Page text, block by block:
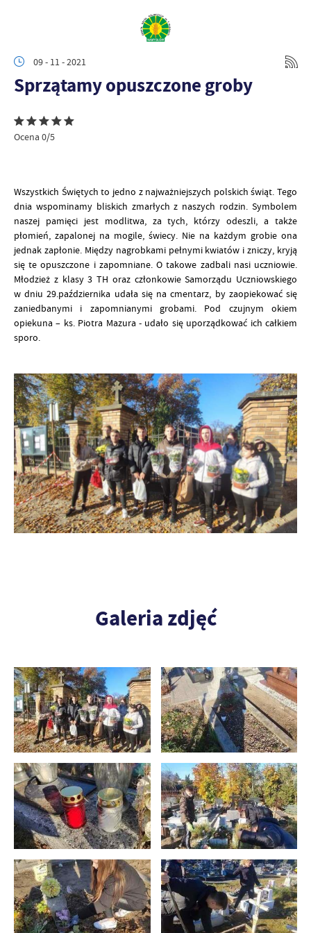
09 - 11 - 2021
Sprzątamy opuszczone groby
Ocena 0/5
Wszystkich Świętych to jedno z najważniejszych polskich świąt. Tego
dnia wspominamy bliskich zmarłych z naszych rodzin. Symbolem
naszej pamięci jest modlitwa, za tych, którzy odeszli, a także
płomień, zapalonej na mogile, świecy. Nie na każdym grobie ona
jednak zapłonie. Między nagrobkami pełnymi kwiatów i zniczy, kryją
się te opuszczone i zapomniane. O takowe zadbali nasi uczniowie.
Młodzież z klasy 3 TH oraz członkowie Samorządu Uczniowskiego
w dniu 29.października udała się na cmentarz, by zaopiekować się
zaniedbanymi i zapomnianymi grobami. Pod czujnym okiem
opiekuna – ks. Piotra Mazura - udało się uporządkować ich całkiem
sporo.
Galeria zdjęć